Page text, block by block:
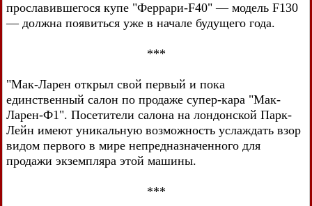
прославившегося купе "Феррари-F40" — модель F130
— должна появиться уже в начале будущего года.
***
"Мак-Ларен открыл свой первый и пока
единственный салон по продаже супер-кара "Мак-
Ларен-Ф1". Посетители салона на лондонской Парк-
Лейн имеют уникальную возможность услаждать взор
видом первого в мире непредназначенного для
продажи экземпляра этой машины.
***